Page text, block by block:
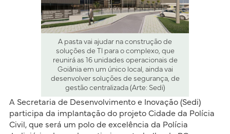
A pasta vai ajudar na construção de
soluções de TI para o complexo, que
reunirá as 16 unidades operacionais de
Goiânia em um único local, ainda vai
desenvolver soluções de segurança, de
gestão centralizada (Arte: Sedi)
A Secretaria de Desenvolvimento e Inovação (Sedi)
participa da implantação do projeto Cidade da Polícia
Civil, que será um polo de excelência da Polícia